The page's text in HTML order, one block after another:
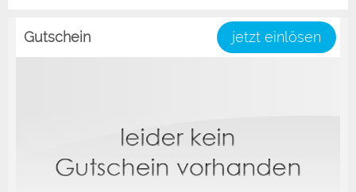
Gutschein jetzt einlösen